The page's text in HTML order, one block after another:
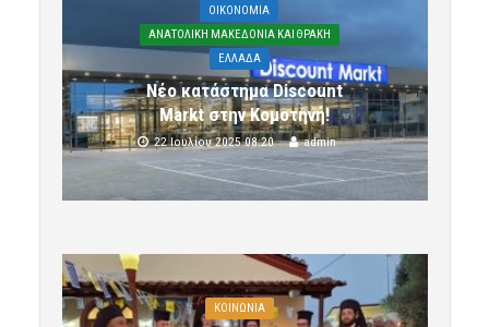
OIKONOMIA
ΑΝΑΤΟΛΙΚΗ ΜΑΚΕΔΟΝΙΑ ΚΑΙ ΘΡΑΚΗ
ΕΛΛΑΔΑ
Νέο κατάστημα Discount
Markt στην Κομοτηνή!
22 Ιουλίου 2025 08:20 admin
ΚΟΙΝΩΝΙΑ